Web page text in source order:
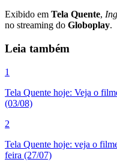
Exibido em Tela Quente,
no streaming do Globoplay.
Leia também
1
Tela Quente hoje: Veja o
(03/08)
2
Tela Quente hoje: veja o
feira (27/07)